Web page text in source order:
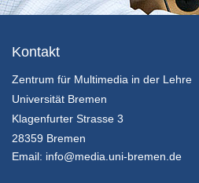
18/06/2018
18/06/2018
Kontakt
Zentrum für Multimedia in der Lehre
Universität Bremen
Klagenfurter Strasse 3
28359 Bremen
Email: info@media.uni-bremen.de